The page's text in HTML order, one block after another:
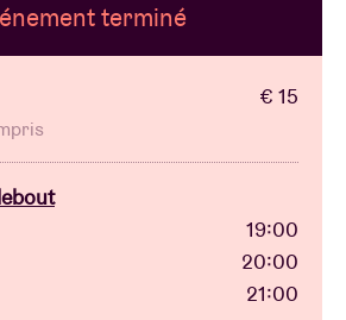
terminé
€ 15
19:00
20:00
21:00